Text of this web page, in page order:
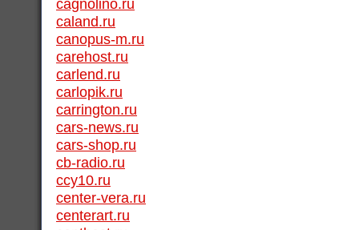
cagnolino.ru
caland.ru
canopus-m.ru
carehost.ru
carlend.ru
carlopik.ru
carrington.ru
cars-news.ru
cars-shop.ru
cb-radio.ru
ccy10.ru
center-vera.ru
centerart.ru